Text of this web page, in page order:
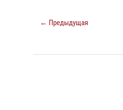
← Предыдущая